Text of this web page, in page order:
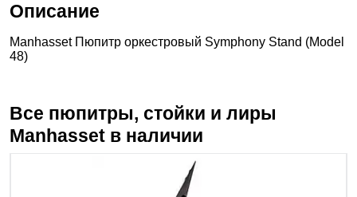
Описание
Manhasset Пюпитр оркестровый Symphony Stand (Model
48)
Все пюпитры, стойки и лиры
Manhasset в наличии